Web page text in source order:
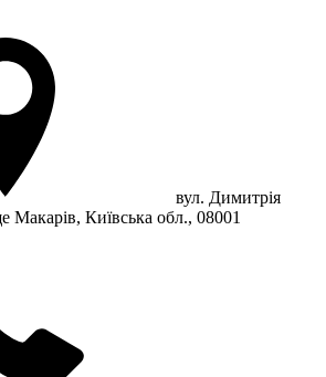
вул. Димитрія
Макарів, Київська обл., 08001